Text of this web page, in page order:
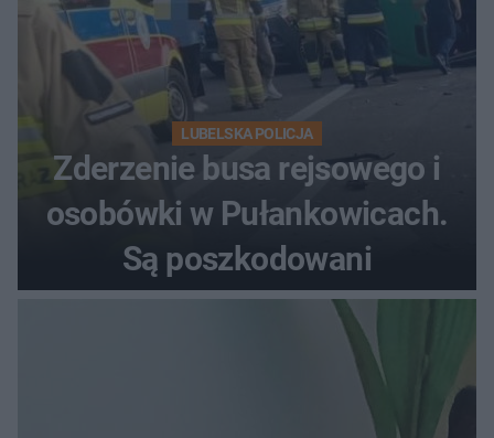
LUBELSKA POLICJA
Zderzenie busa rejsowego i
osobówki w Pułankowicach.
Są poszkodowani